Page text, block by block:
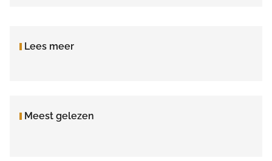
Lees meer
Meest gelezen